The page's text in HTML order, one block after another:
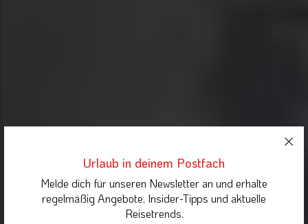
Urlaub in deinem Postfach
Melde dich für unseren Newsletter an und erhalte
regelmäßig Angebote, Insider-Tipps und aktuelle
Reisetrends.